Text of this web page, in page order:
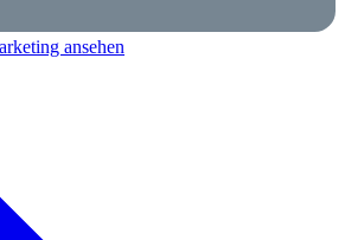
ansehen